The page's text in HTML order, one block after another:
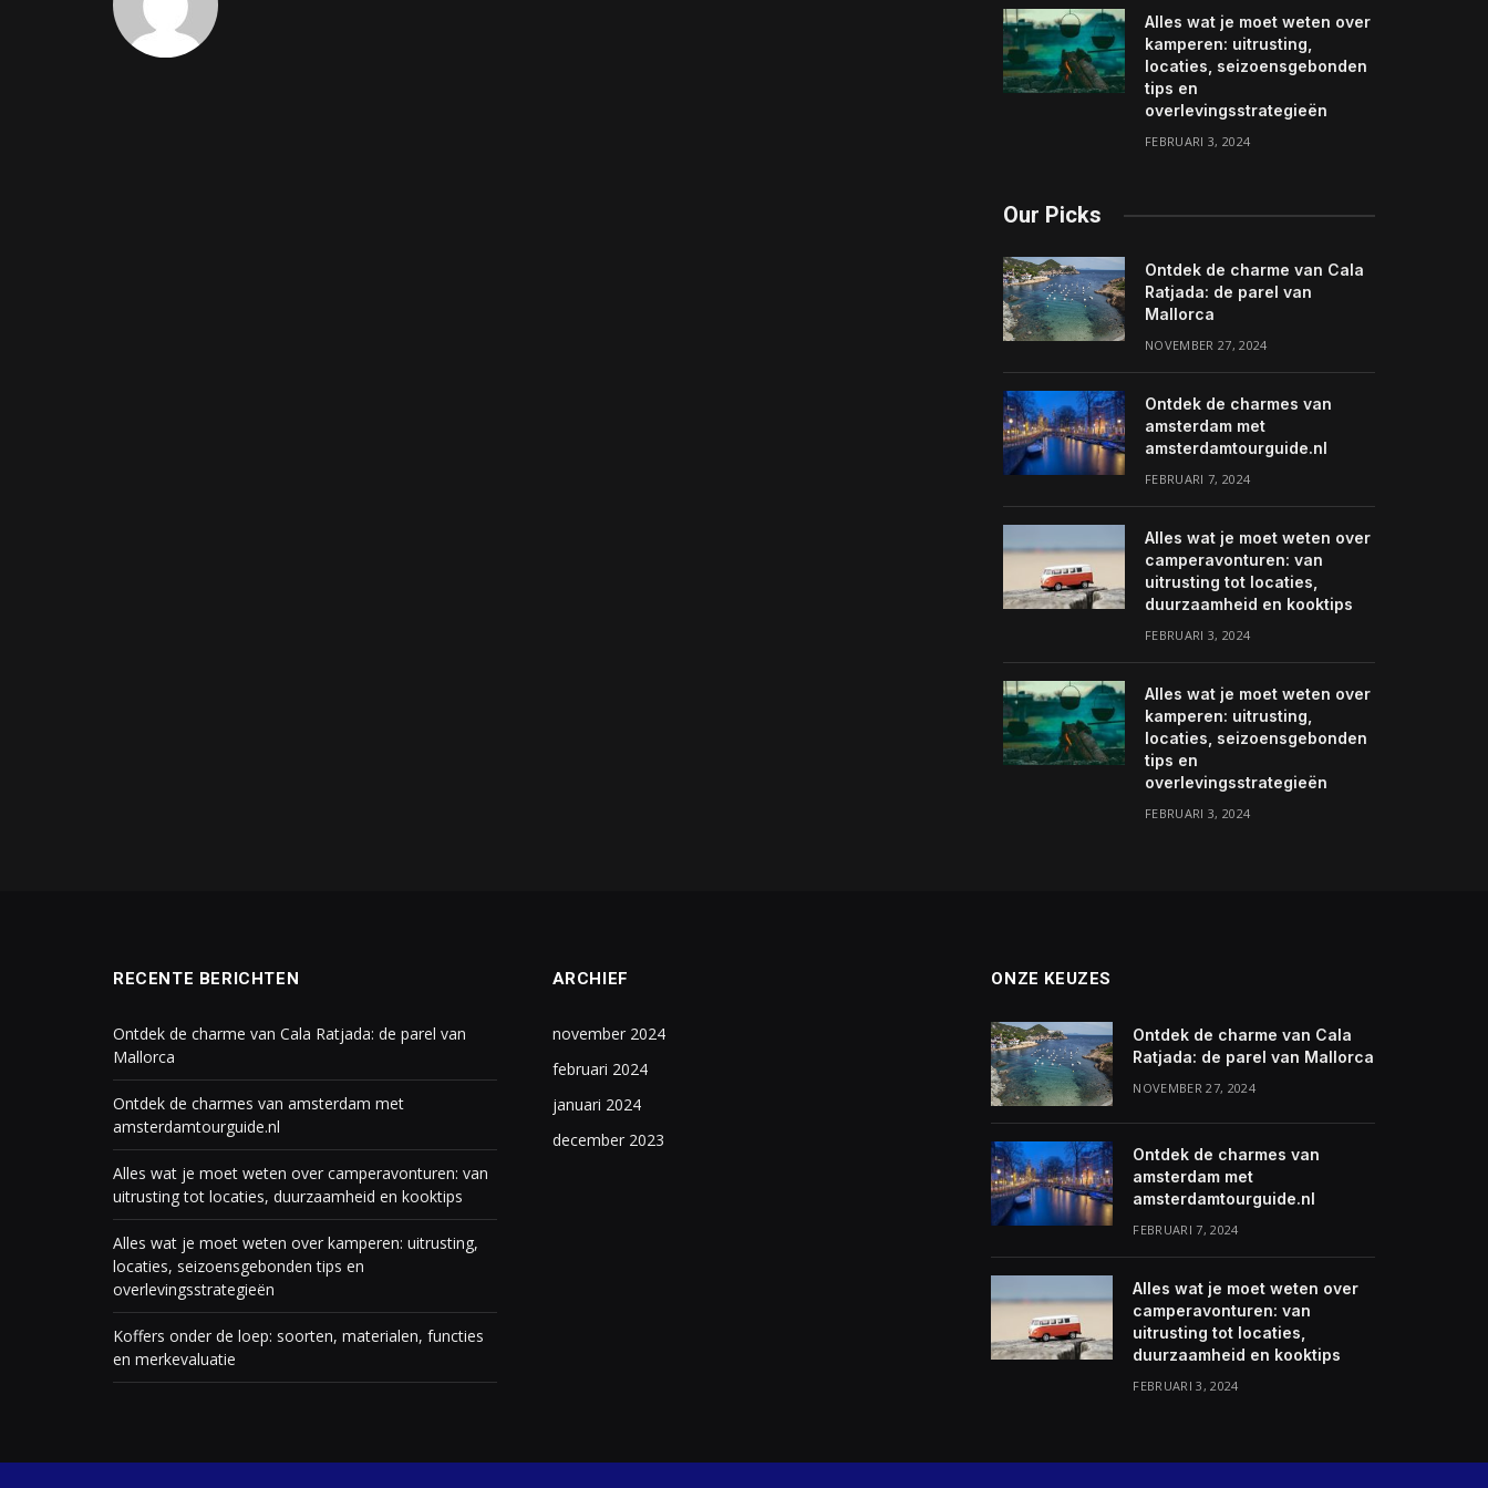
Alles wat je moet weten over
kamperen: uitrusting,
locaties, seizoensgebonden
tips en
overlevingsstrategieën
FEBRUARI 3, 2024
Our Picks
Ontdek de charme van Cala
Ratjada: de parel van
Mallorca
NOVEMBER 27, 2024
Ontdek de charmes van
amsterdam met
amsterdamtourguide.nl
FEBRUARI 7, 2024
Alles wat je moet weten over
camperavonturen: van
uitrusting tot locaties,
duurzaamheid en kooktips
FEBRUARI 3, 2024
Alles wat je moet weten over
kamperen: uitrusting,
locaties, seizoensgebonden
tips en
overlevingsstrategieën
FEBRUARI 3, 2024
RECENTE BERICHTEN
Ontdek de charme van Cala Ratjada: de parel van
Mallorca
Ontdek de charmes van amsterdam met
amsterdamtourguide.nl
Alles wat je moet weten over camperavonturen: van
uitrusting tot locaties, duurzaamheid en kooktips
Alles wat je moet weten over kamperen: uitrusting,
locaties, seizoensgebonden tips en
overlevingsstrategieën
Koffers onder de loep: soorten, materialen, functies
en merkevaluatie
ARCHIEF
november 2024
februari 2024
januari 2024
december 2023
ONZE KEUZES
Ontdek de charme van Cala
Ratjada: de parel van Mallorca
NOVEMBER 27, 2024
Ontdek de charmes van
amsterdam met
amsterdamtourguide.nl
FEBRUARI 7, 2024
Alles wat je moet weten over
camperavonturen: van
uitrusting tot locaties,
duurzaamheid en kooktips
FEBRUARI 3, 2024